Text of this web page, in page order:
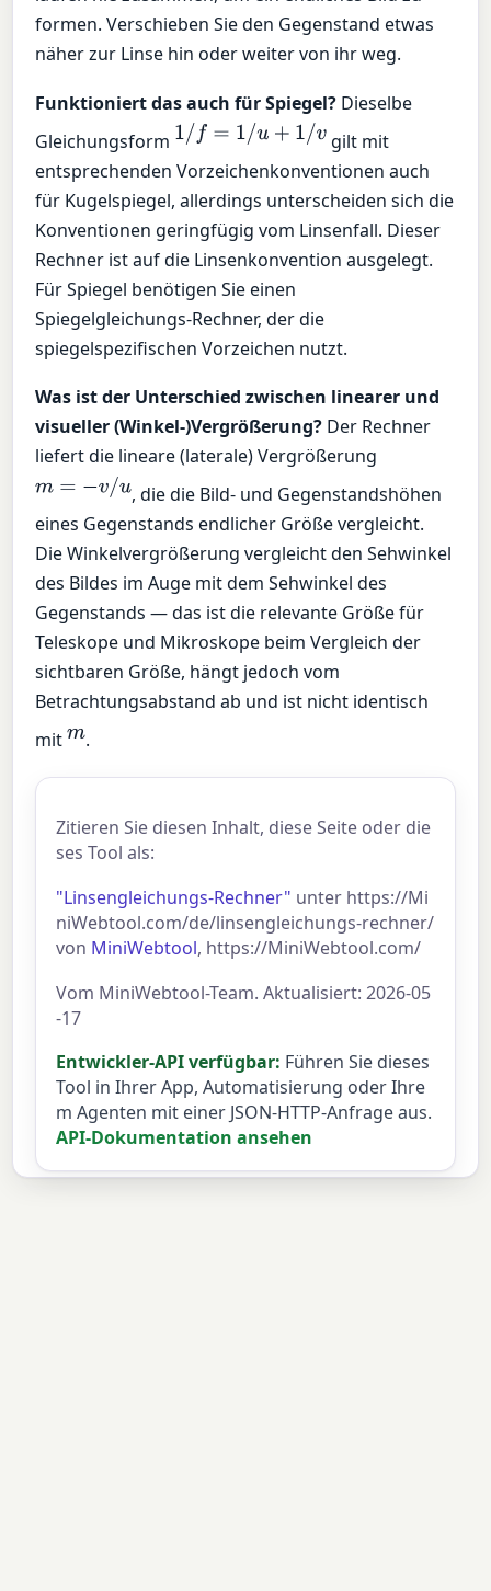
formen. Verschieben Sie den Gegenstand etwas
näher zur Linse hin oder weiter von ihr weg.
Funktioniert das auch für Spiegel? Dieselbe
Gleichungsform 1/f = 1/u +1/v
gilt mit
entsprechenden Vorzeichenkonventionen auch
für Kugelspiegel, allerdings unterscheiden sich die
Konventionen geringfügig vom Linsenfall. Dieser
Rechner ist auf die Linsenkonvention ausgelegt.
Für Spiegel benötigen Sie einen
Spiegelgleichungs-Rechner, der die
spiegelspezifischen Vorzeichen nutzt.
Was ist der Unterschied zwischen linearer und
visueller (Winkel-)Vergrößerung? Der Rechner
liefert die lineare (laterale) Vergrößerung
m=−v /u
, die die Bild- und Gegenstandshöhen
eines Gegenstands endlicher Größe vergleicht.
Die Winkelvergrößerung vergleicht den Sehwinkel
des Bildes im Auge mit dem Sehwinkel des
Gegenstands — das ist die relevante Größe für
Teleskope und Mikroskope beim Vergleich der
sichtbaren Größe, hängt jedoch vom
Betrachtungsabstand ab und ist nicht identisch
mitm.
Zitieren Sie diesen Inhalt, diese Seite oder die
ses Tool als:
"Linsengleichungs-Rechner" unter https://Mi
niWebtool.com/de/linsengleichungs-rechner/
von MiniWebtool, https://MiniWebtool.com/
Vom MiniWebtool-Team. Aktualisiert: 2026-05
-17
Entwickler-API verfügbar: Führen Sie dieses
Tool in Ihrer App, Automatisierung oder Ihre
m Agenten mit einer JSON-HTTP-Anfrage aus.
API-Dokumentation ansehen